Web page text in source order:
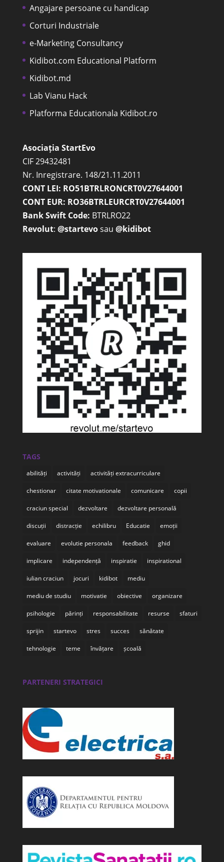
Angajare persoane cu handicap
Corturi Industriale
e-Marketing Consultancy
Kidibot.com Educational Platform
Kidibot.md
Lab Vianu Hack
Platforma Educationala Kidibot.ro
Asociația StartEvo
CIF 29432481
Nr. Inregistrare. 148/21.11.2011
CONT LEI: RO51BTRLRONCRT0V27644001
CONT EUR: RO36BTRLEURCRT0V27644001
Bank Swift Code: BTRLRO22
Revolut: @startevosau @kidibot
TAGS
abilități activități activități extracurriculare
chestionar citate motivationale comunicare copii
craciun special dezvoltare dezvoltare personală
discuții distracție echilibru Educatie emoții
evaluare evolutie personala feedback ghid
implicare independență inspiratie inspirational
iulian craciun jocuri kidibot mediu
mediu de studiu motivatie obiective organizare
psihologie părinți responsabilitate resurse sfaturi
sprijin startevo stres succes sănătate
tehnologie teme învățare școală
PARTENERI STRATEGICI